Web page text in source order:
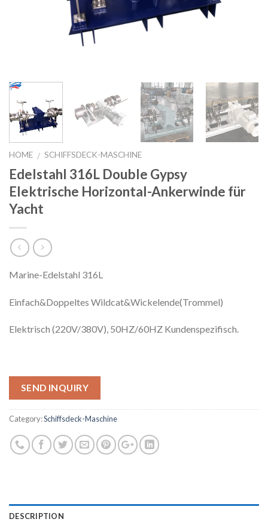
HOME / SCHIFFSDECK-MASCHINE
Edelstahl 316L Double Gypsy
Elektrische Horizontal-Ankerwinde für
Yacht
Marine-Edelstahl 316L
Einfach&Doppeltes Wildcat&Wickelende(Trommel)
Elektrisch (220V/380V), 50HZ/60HZ Kundenspezifisch.
SEND INQUIRY
Category:Schiffsdeck-Maschine
DESCRIPTION